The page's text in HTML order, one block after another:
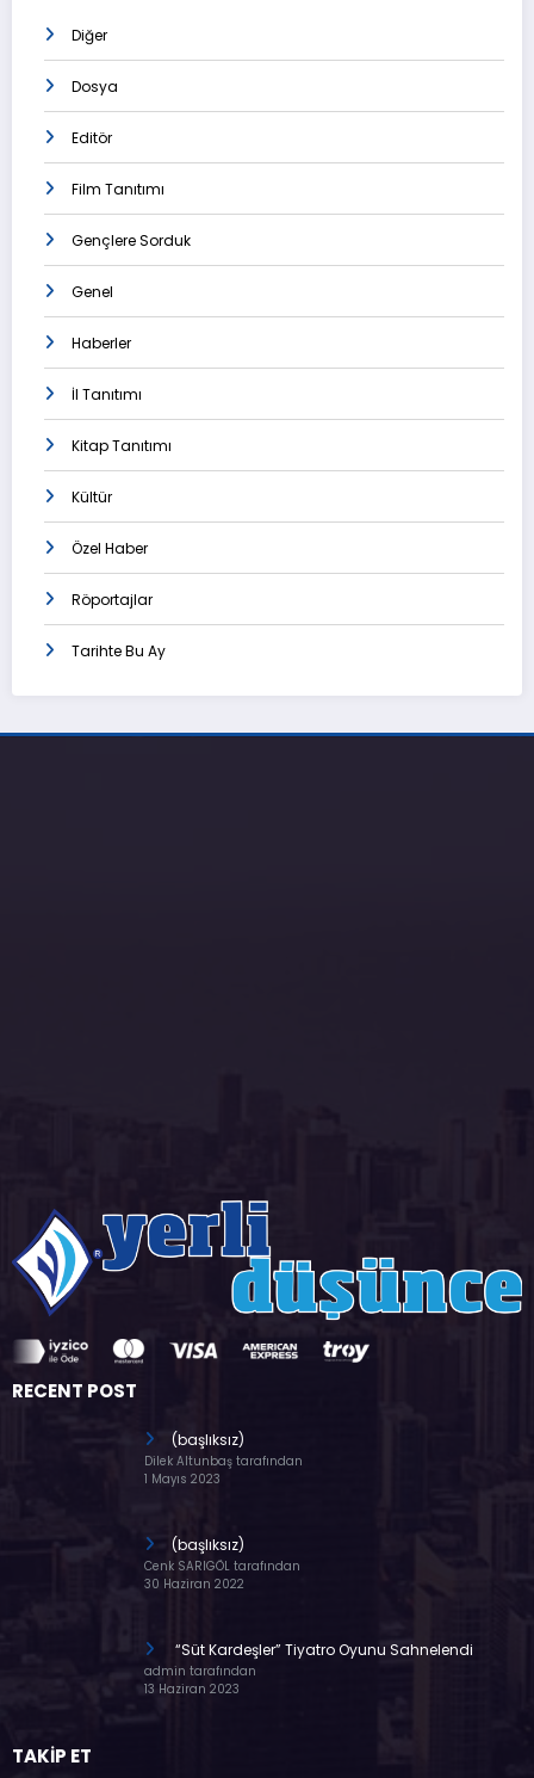
Diğer
Dosya
Editör
Film Tanıtımı
Gençlere Sorduk
Genel
Haberler
İl Tanıtımı
Kitap Tanıtımı
Kültür
Özel Haber
Röportajlar
Tarihte Bu Ay
RECENT POST
(başlıksız)
Dilek Altunbaş tarafından
1 Mayıs 2023
(başlıksız)
Cenk SARIGÖL tarafından
30 Haziran 2022
“Süt Kardeşler” Tiyatro Oyunu Sahnelendi
admin tarafından
13 Haziran 2023
TAKİP ET